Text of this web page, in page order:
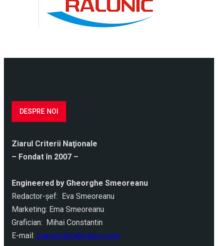
DESPRE NOI
Ziarul Criterii Naţionale
– Fondat în 2007 –
Engineered by Gheorghe Smeoreanu
Redactor-şef: Eva Smeoreanu
Marketing: Ema Smeoreanu
Grafician: Mihai Constantin
E-mail: ziarulcriterii@yahoo.com